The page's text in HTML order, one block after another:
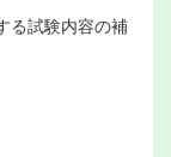
る試験内容の補